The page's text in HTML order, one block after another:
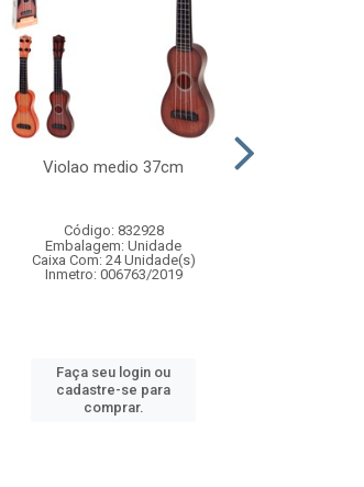
Violao medio 37cm
Código: 832928
Embalagem: Unidade
Caixa Com: 24 Unidade(s)
Inmetro: 006763/2019
Faça seu login ou
cadastre-se para
comprar.